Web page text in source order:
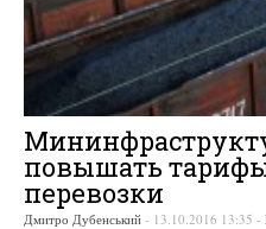
повышать
перевозки
Дмитро Дубенський - 13.10.2016 13:35 -